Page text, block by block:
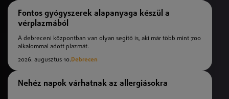
Fontos gyógyszerek alapanyaga készül a
vérplazmából
A debreceni központban van olyan segítő is, aki már több mint 700
alkalommal adott plazmát.
2026. augusztus 10.Debrecen
Nehéz napok várhatnak az allergiásokra